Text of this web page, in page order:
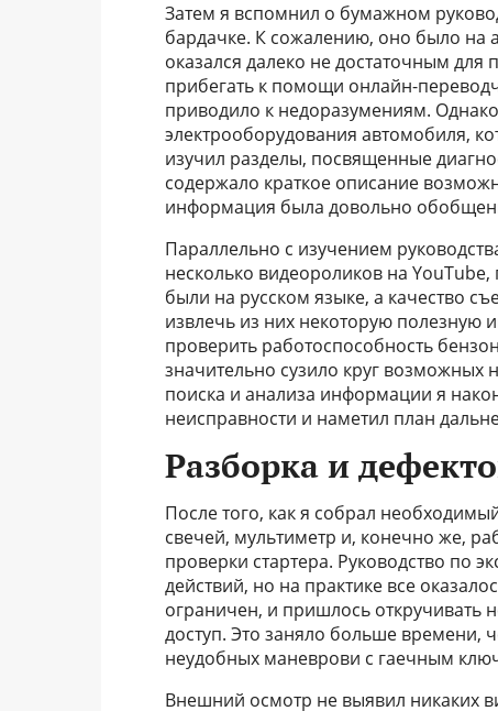
Затем я вспомнил о бумажном
бардачке. К сожалению, оно было на
оказался далеко не достаточным
прибегать к помощи онлайн-
приводило к недоразумениям.
электрооборудования автомобиля,
изучил разделы, посвященные
содержало краткое описание
информация была довольно
Параллельно с изучением
несколько видеороликов на
были на русском языке, а качество
извлечь из них некоторую полезную
проверить работоспособность
значительно сузило круг возможных
поиска и анализа информации я
неисправности и наметил план
Разборка и
После того, как я собрал
свечей, мультиметр и, конечно же,
проверки стартера. Руководство по
действий, но на практике все
ограничен, и пришлось откручивать
доступ. Это заняло больше времени,
неудобных маневрови с гаечным
Внешний осмотр не выявил никаких